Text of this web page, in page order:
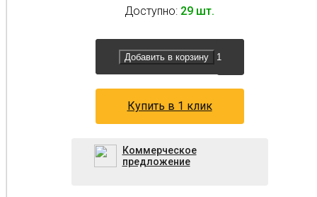
Доступно: 29 шт.
Добавить в корзину
Купить в 1 клик
Коммерческое
предложение